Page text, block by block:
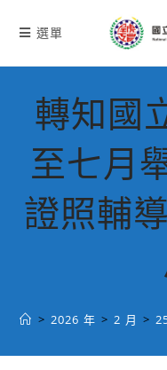
選單
轉知國
至七月
證照輔
> 2026 年 > 2 月 >